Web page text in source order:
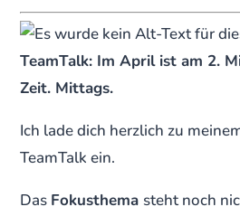
TeamTalk: Im April ist am 2.
Zeit. Mittags.
Ich lade dich herzlich zu
TeamTalk ein.
Das Fokusthema steht noch